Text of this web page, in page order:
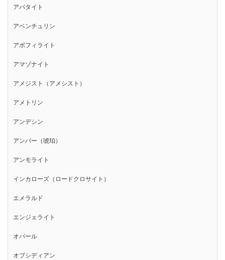
アパタイト
アベンチュリン
アポフィライト
アマゾナイト
アメジスト（アメシスト）
アメトリン
アンデシン
アンバー（琥珀）
アンモライト
インカローズ（ロードクロサイト）
エメラルド
エンジェライト
オパール
オブシディアン